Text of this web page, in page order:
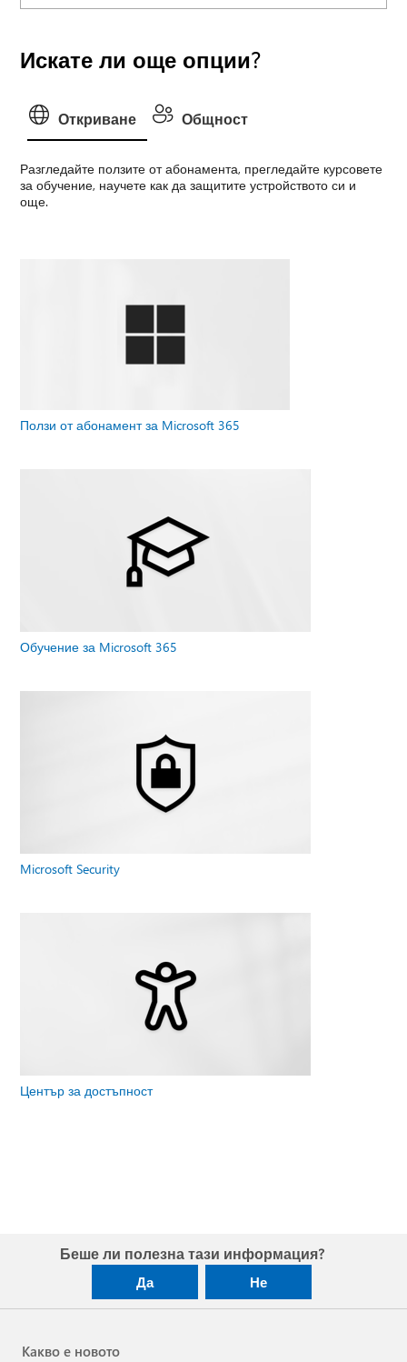
Искате ли още опции?
Откриване Общност
Разгледайте ползите от абонамента, прегледайте курсовете
за обучение, научете как да защитите устройството си и
още.
Ползи от абонамент за Microsoft 365
Обучение за Microsoft 365
Microsoft Security
Център за достъпност
Беше ли полезна тази информация?
Да Не
Какво е новото